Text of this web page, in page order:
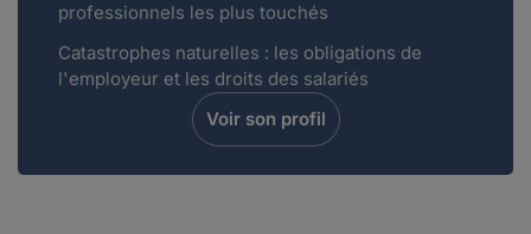
professionnels les plus touchés
Catastrophes naturelles : les obligations de
l'employeur et les droits des salariés
Voir son profil